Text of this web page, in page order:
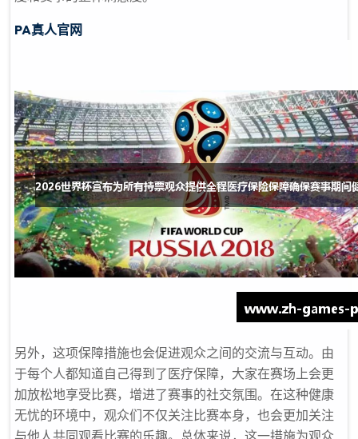
PA真人官网
另外，这项保障措施也会促进观众之间的交流与互动。由
于每个人都知道自己得到了医疗保障，大家在赛场上会更
加放松地享受比赛，增进了赛事的社交氛围。在这种健康
无忧的环境中，观众们不仅关注比赛本身，也会更加关注
与他人共同观看比赛的乐趣。总体来说，这一措施为观众